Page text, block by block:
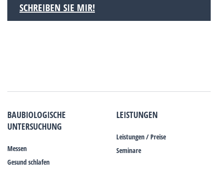
SCHREIBEN SIE MIR!
BAUBIOLOGISCHE
UNTERSUCHUNG
Messen
Gesund schlafen
LEISTUNGEN
Leistungen / Preise
Seminare